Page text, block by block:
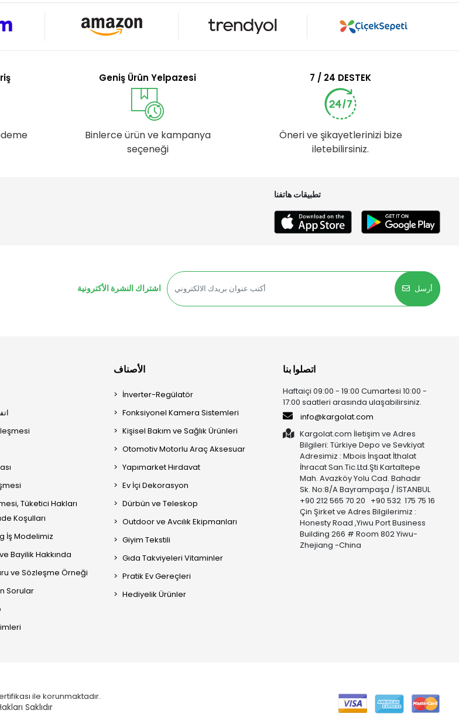
Geniş Ürün Yelpazesi
Binlerce ürün ve kampanya
seçeneği
7 / 24 DESTEK
Öneri ve şikayetlerinizi bize
iletebilirsiniz.
تطبيقات هاتفنا
اشتراك النشرة الأكترونية
أرسل
Tüketici Hakları
Koşulları
İş Modelimiz
Bayilik Hakkında
ve Sözleşme Örneği
Sorular
الأصناف
İnverter-Regülatör
Fonksiyonel Kamera Sistemleri
Kişisel Bakım ve Sağlık Ürünleri
Otomotiv Motorlu Araç Aksesuar
Yapımarket Hırdavat
Ev İçi Dekorasyon
Dürbün ve Teleskop
Outdoor ve Avcılık Ekipmanları
Giyim Tekstili
Gıda Takviyeleri Vitaminler
Pratik Ev Gereçleri
Hediyelik Ürünler
اتصلوا بنا
Haftaiçi 09:00 - 19:00 Cumartesi 10:00 -
17:00 saatleri arasında ulaşabilirsiniz.
info@kargolat.com
Kargolat.com İletişim ve Adres
Bilgileri: Türkiye Depo ve Sevkiyat
Adresimiz : Mbois İnşaat İthalat
İhracat San.Tic.Ltd.Şti Kartaltepe
Mah. Avazköy Yolu Cad. Bahadır
Sk. No:8/A Bayrampaşa / İSTANBUL
+90 212 565 70 20 +90 532 175 75 16
Çin Şirket ve Adres Bilgilerimiz :
Honesty Road ,Yiwu Port Business
Building 266 # Room 802 Yiwu-
Zhejiang -China
ile korunmaktadır.
Saklıdır